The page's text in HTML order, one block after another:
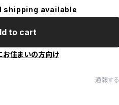
shipping available
to cart
お住まいの方向け
通報する